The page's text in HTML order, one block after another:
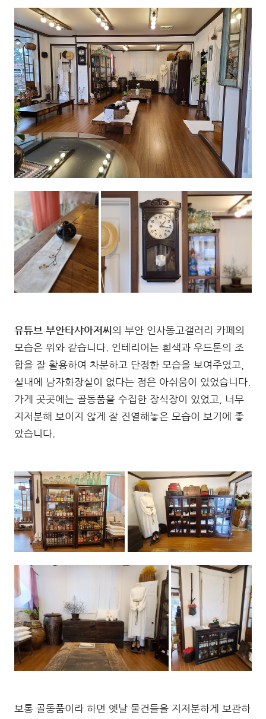
유튜브 부안타샤아저씨의 부안 인사동고갤러리 카페의
모습은 위와 같습니다. 인테리어는 흰색과 우드톤의 조
합을 잘 활용하여 차분하고 단정한 모습을 보여주었고,
실내에 남자화장실이 없다는 점은 아쉬움이 있었습니다.
가게 곳곳에는 골동품을 수집한 장식장이 있었고, 너무
지저분해 보이지 않게 잘 진열해놓은 모습이 보기에 좋
았습니다.
보통 골동품이라 하면 옛날 물건들을 지저분하게 보관하